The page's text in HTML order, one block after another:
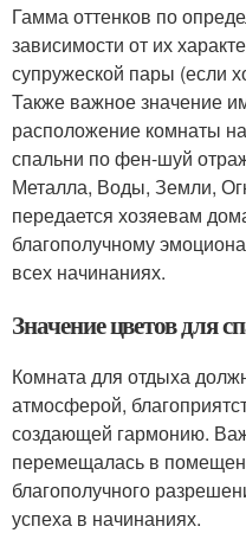
Гамма оттенков по
зависимости от их
супружеской пары (если
Также важное значение
расположение комнаты
спальни по фен-шуй
Металла, Воды, Земли,
передается хозяевам
благополучному
всех начинаниях.
Значение цветов для
Комната для отдыха
атмосферой,
создающей гармонию.
перемещалась в
благополучного
успеха в начинаниях.